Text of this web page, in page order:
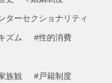
ターセクショナリティ
ズム #性的消費
族観 #戸籍制度